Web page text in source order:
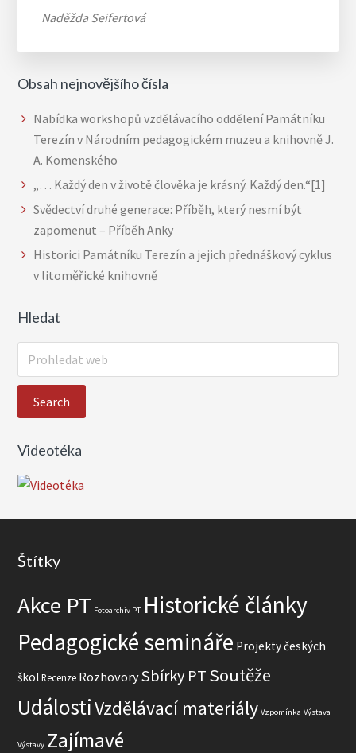
Naděžda Seifertová
Obsah nejnovějšího čísla
Nabídka workshopů vzdělávacího oddělení Památníku
Terezín v Národním pedagogickém muzeu a knihovně J.
A. Komenského
„… Každý den v životě člověka je krásný. Každý den.“[1]
Svědectví druhé generace: Příběh, který nesmí být
zapomenut – Příběh Anky
Historici Památníku Terezín a jejich přednáškový cyklus
v litoměřické knihovně
Hledat
r
h
e
d
t
e
Videotéka
Footer
Štítky
Akce PT Fotoarchiv PT Historické články
Pedagogické semináře Projekty českých
škol Recenze RozhovorySbírky PTSoutěže
UdálostiVzdělávací materiály Vzpomínka Výstava
Výstavy Zajímavé